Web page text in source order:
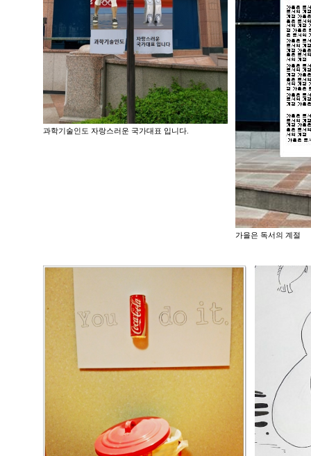
과학기술인도 자랑스러운 국가대표 입니다.
가을은 독서의 계절